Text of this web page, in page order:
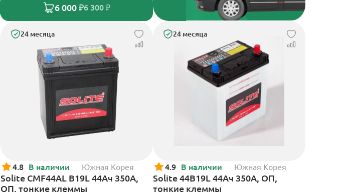
6 000 ₽6 300 ₽
24 месяца
4.8 В наличии Южная Корея
Solite CMF44AL B19L 44Ач 350А,
ОП, тонкие клеммы
24 месяца
4.9 В наличии Южная Корея
Solite 44B19L 44Ач 350А, ОП,
тонкие клеммы